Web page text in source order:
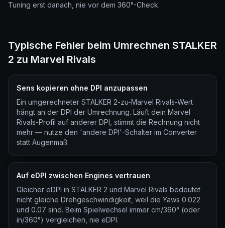
Tuning erst danach, nie vor dem 360°-Check.
Typische Fehler beim Umrechnen STALKER
2 zu Marvel Rivals
Sens kopieren ohne DPI anzupassen
Ein umgerechneter STALKER 2-zu-Marvel Rivals-Wert
hängt an der DPI der Umrechnung. Läuft dein Marvel
Rivals-Profil auf anderer DPI, stimmt die Rechnung nicht
mehr — nutze den 'andere DPI'-Schalter im Converter
statt Augenmaß.
Auf eDPI zwischen Engines vertrauen
Gleicher eDPI in STALKER 2 und Marvel Rivals bedeutet
nicht gleiche Drehgeschwindigkeit, weil die Yaws 0.022
und 0.07 sind. Beim Spielwechsel immer cm/360° (oder
in/360°) vergleichen, nie eDPI.